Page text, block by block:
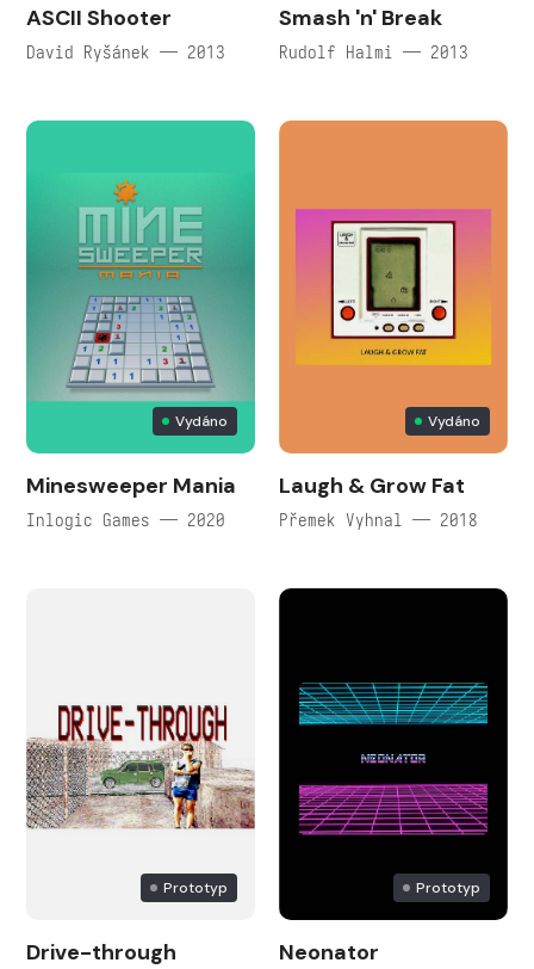
ASCII Shooter
David Ryšánek — 2013
Smash 'n' Break
Rudolf Halmi — 2013
Vydáno
Minesweeper Mania
Inlogic Games — 2020
Vydáno
Laugh & Grow Fat
Přemek Vyhnal — 2018
Prototyp
Drive-through
Prototyp
Neonator